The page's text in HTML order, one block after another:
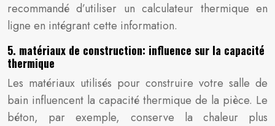
recommandé d’utiliser un calculateur thermique en
ligne en intégrant cette information.
5. matériaux de construction: influence sur la capacité
thermique
Les matériaux utilisés pour construire votre salle de
bain influencent la capacité thermique de la pièce. Le
béton, par exemple, conserve la chaleur plus